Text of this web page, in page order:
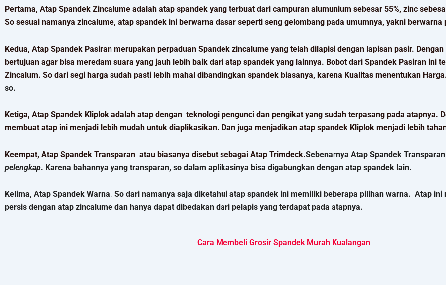
Pertama, Atap Spandek Zincalume adalah atap spandek yang terbuat dari campuran alumunium sebesar 55%, zinc
So sesuai namanya zincalume, atap spandek ini berwarna dasar seperti seng gelombang pada umumnya, yakni berwarna
Kedua, Atap Spandek Pasiran merupakan perpaduan Spandek zincalume yang telah dilapisi dengan lapisan pasir.
bertujuan agar bisa meredam suara yang jauh lebih baik dari atap spandek yang lainnya. Bobot dari Spandek Pasiran ini
Zincalum. So dari segi harga sudah pasti lebih mahal dibandingkan spandek biasanya, karena Kualitas menentukan Harga.
so.
Ketiga, Atap Spandek Kliplok adalah atap dengan teknologi pengunci dan pengikat yang sudah terpasang pada atapnya.
membuat atap ini menjadi lebih mudah untuk diaplikasikan. Dan juga menjadikan atap spandek Kliplok menjadi lebih
Keempat, Atap Spandek Transparan atau biasanya disebut sebagai Atap Trimdeck.Sebenarnya Atap Spandek
pelengkap. Karena bahannya yang transparan, so dalam aplikasinya bisa digabungkan dengan atap spandek lain.
Kelima, Atap Spandek Warna. So dari namanya saja diketahui atap spandek ini memiliki beberapa pilihan warna. Atap ini
persis dengan atap zincalume dan hanya dapat dibedakan dari pelapis yang terdapat pada atapnya.
Cara Membeli Grosir Spandek Murah Kualangan